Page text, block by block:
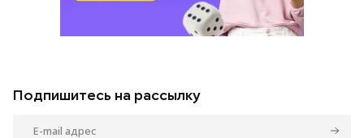
Подпишитесь на рассылку